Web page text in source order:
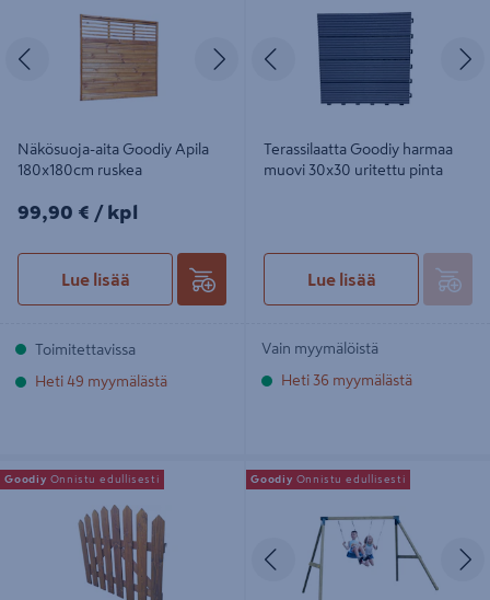
Edellinen Seuraava
Näkösuoja-aita Goodiy Apila
180x180cm ruskea
99,90€/kpl
99,90 € / kpl
Lue lisää
Toimitettavissa
Heti 49 myymälästä
Edellinen
Terassilaatta Goodiy harmaa
muovi 30x30 uritettu pinta
Lue lisää
Vain myymälöistä
Heti 36 myymälästä
Käyntiportti Goodiy Herukka
80/90x100cm
Goodiy Onnistu edullisesti
Lastenkeinu Goodiy Jekku 2-istuinta
painekyllästetty
Edellinen
Goodiy Onnistu edullisesti